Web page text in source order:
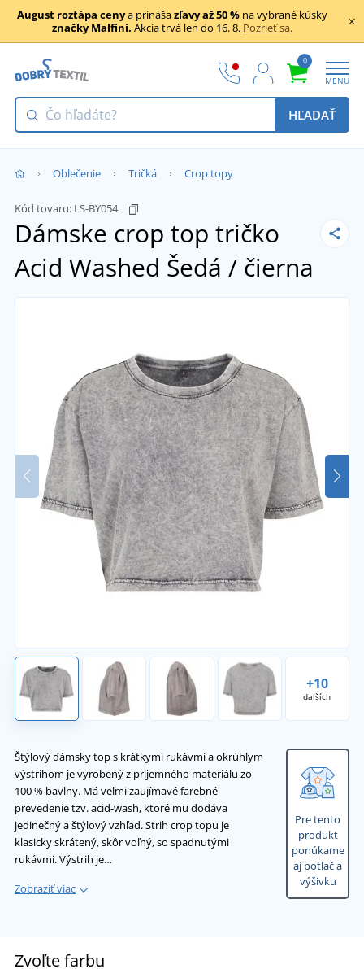
August roztápa cenya prinášazľavy až 50 %na vybrané kúsky
značky Malfini. Akcia trvá len do 16. 8. Pozrieť sa.
0
MENU
HĽADAŤ
Oblečenie Tričká Crop topy
Kód tovaru: LS-BY054
Dámske crop top tričko
Acid Washed Šedá / čierna
+10
dalších
Štýlový dámsky top s krátkymi rukávmi a okrúhlym
výstrihom je vyrobený z príjemného materiálu zo
100 % bavlny. Má veľmi zaujímavé farebné
prevedenie tzv. acid-wash, ktoré mu dodáva
jedinečný a štýlový vzhľad. Strih crop topu je
klasicky skrátený, skôr voľný, so spadnutými
rukávmi. Výstrih je…
Zobraziť viac
Pre tento
produkt
ponúkame
aj potlač a
výšivku
Zvoľte farbu